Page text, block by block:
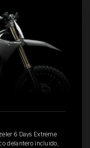
6 Days Extreme
delantero incluido,